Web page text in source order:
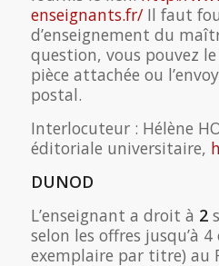
enseignants.fr/Il faut
d’enseignement du
question, vous pouvez
pièce attachée ou
postal.
Interlocuteur : Hélène
éditoriale universitaire,
DUNOD
L’enseignant a droit à 2
selon les offres jusqu’à
exemplaire par titre) au